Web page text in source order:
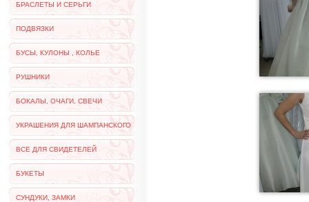
БРАСЛЕТЫ И СЕРЬГИ
ПОДВЯЗКИ
БУСЫ, КУЛОНЫ , КОЛЬЕ
РУШНИКИ
БОКАЛЫ, ОЧАГИ, СВЕЧИ
УКРАШЕНИЯ ДЛЯ ШАМПАНСКОГО
ВСЕ ДЛЯ СВИДЕТЕЛЕЙ
БУКЕТЫ
СУНДУКИ, ЗАМКИ